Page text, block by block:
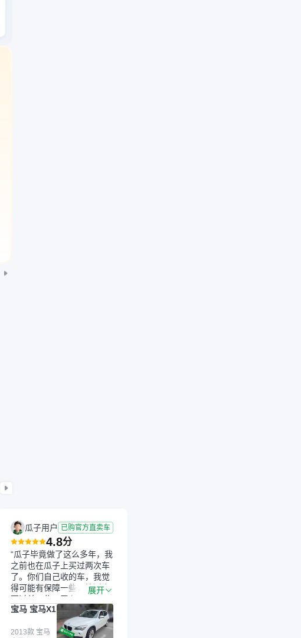
瓜子用户 已购官方直卖车
4.8分
“瓜子毕竟做了这么多年，我
之前也在瓜子上买过两次车
了。你们自己收的车，我觉
得可能有保障一些，检测会
更过关一些。平台自己收上
来再卖的车，应该更可靠。
我买的是宝马X1，主要看中
它的价格和公里数比较合
展开
宝马 宝马X1
2013款 宝马